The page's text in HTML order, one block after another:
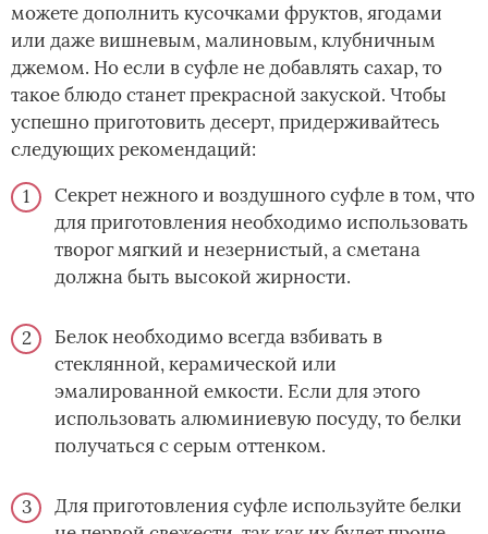
можете дополнить кусочками фруктов, ягодами
или даже вишневым, малиновым, клубничным
джемом. Но если в суфле не добавлять сахар, то
такое блюдо станет прекрасной закуской. Чтобы
успешно приготовить десерт, придерживайтесь
следующих рекомендаций:
Секрет нежного и воздушного суфле в том, что
для приготовления необходимо использовать
творог мягкий и незернистый, а сметана
должна быть высокой жирности.
Белок необходимо всегда взбивать в
стеклянной, керамической или
эмалированной емкости. Если для этого
использовать алюминиевую посуду, то белки
получаться с серым оттенком.
Для приготовления суфле используйте белки